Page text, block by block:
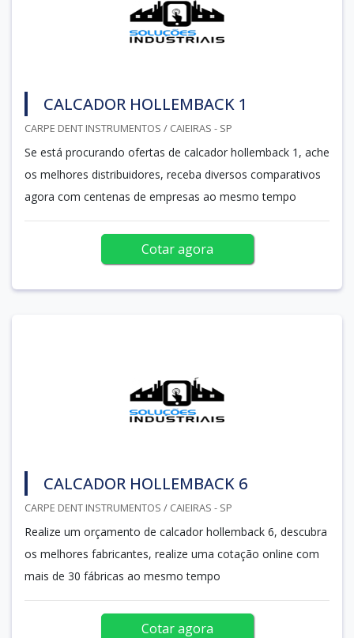
CALCADOR HOLLEMBACK 1
CARPE DENT INSTRUMENTOS / CAIEIRAS - SP
Se está procurando ofertas de calcador hollemback 1, ache
os melhores distribuidores, receba diversos comparativos
agora com centenas de empresas ao mesmo tempo
Cotar agora
CALCADOR HOLLEMBACK 6
CARPE DENT INSTRUMENTOS / CAIEIRAS - SP
Realize um orçamento de calcador hollemback 6, descubra
os melhores fabricantes, realize uma cotação online com
mais de 30 fábricas ao mesmo tempo
Cotar agora